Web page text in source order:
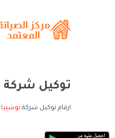
توكيل شركة
ارقام توكيل شركة توشيبا